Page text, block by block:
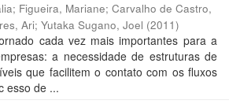
; Figueira, Mariane; Carvalho de Castro,
Ari; Yutaka Sugano, Joel (2011)
cada vez mais importantes para a
a necessidade de estruturas de
que facilitem o contato com os fluxos
esso de ...